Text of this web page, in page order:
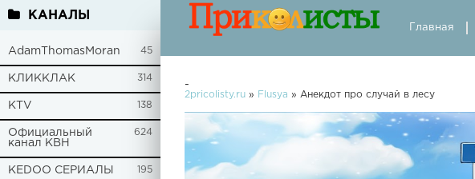
КАНАЛЫ
AdamThomasMoran 45
КЛИККЛАК 314
KTV 138
Официальный
канал КВН
624
KEDOO СЕРИАЛЫ 195
Главная
-
2pricolisty.ru » Flusya » Анекдот про случай в лесу